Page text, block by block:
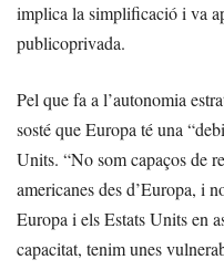
implica la simplificació i va
publicoprivada.
Pel que fa a l’autonomia
sosté que Europa té una
Units. “No som capaços de
americanes des d’Europa, i
Europa i els Estats Units en
capacitat, tenim unes